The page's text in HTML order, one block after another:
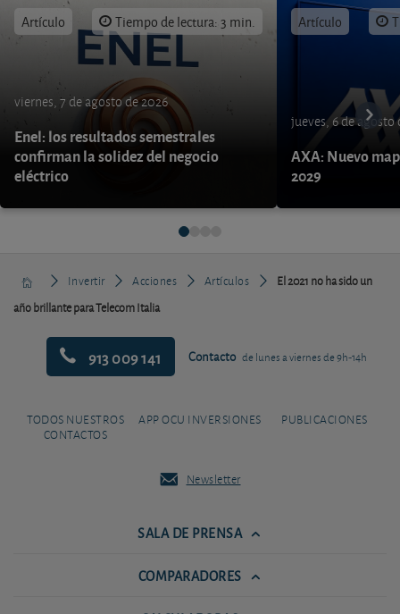
Artículo Tiempo de lectura: 3 min.
viernes, 7 de agosto de 2026
Enel: los resultados semestrales
confirman la solidez del negocio
eléctrico
Artículo
jueves, 6 de agosto
AXA: Nuevo
2029
Invertir Acciones Artículos
El 2021 no ha sido un
año brillante para Telecom Italia
913 009 141 Contacto de lunes a viernes de 9h-14h
TODOS NUESTROS
CONTACTOS
APP OCU INVERSIONES PUBLICACIONES
Newsletter
SALA DE PRENSA
COMPARADORES